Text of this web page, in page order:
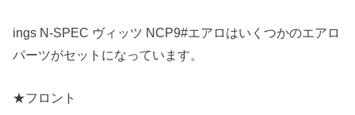
ings N-SPEC ヴィッツ NCP9#エアロはいくつかのエアロ
パーツがセットになっています。
★フロント